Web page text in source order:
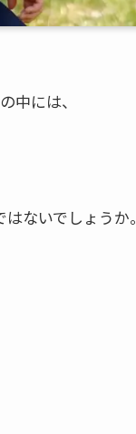
中には、
ないでしょうか。